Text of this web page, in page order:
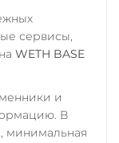
UAH
RUB
сервисы,
на WETH BASE
и
В
минимальная